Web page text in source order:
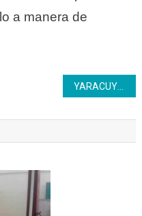
a manera de
YARACUY | Aprendices Inces inician curso Electromecánico Industrial